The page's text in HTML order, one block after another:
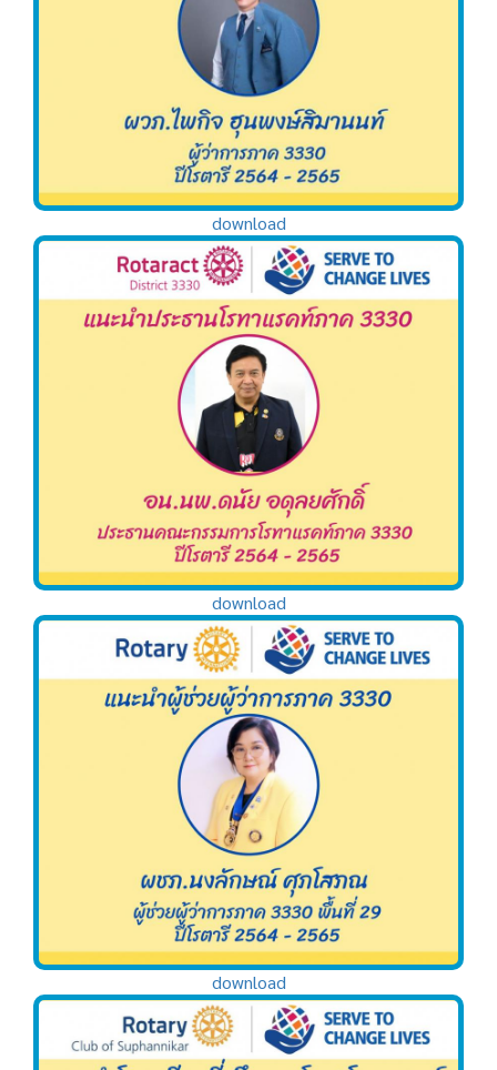
download
download
download